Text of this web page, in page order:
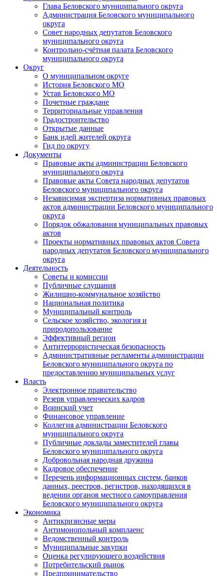
Глава Беловского муниципального округа
Администрация Беловского муниципального
округа
Совет народных депутатов Беловского
муниципального округа
Контрольно-счётная палата Беловского
муниципального округа
Округ
О муниципальном округе
История Беловского МО
Устав Беловского МО
Почетные граждане
Территориальные управления
Градостроительство
Открытые данные
Банк идей жителей округа
Гид по округу
Документы
Правовые акты администрации Беловского
муниципального округа
Правовые акты Совета народных депутатов
Беловского муниципального округа
Независимая экспертиза нормативных правовых
актов администрации Беловского муниципального
округа
Порядок обжалования муниципальных правовых
актов
Проекты нормативных правовых актов Совета
народных депутатов Беловского муниципального
округа
Деятельность
Советы и комиссии
Публичные слушания
Жилищно-коммунальное хозяйство
Национальная политика
Муниципальный контроль
Сельское хозяйство, экология и
природопользование
Эффективный регион
Антитеррористическая безопасность
Административные регламенты администрации
Беловского муниципального округа по
предоставлению муниципальных услуг
Власть
Электронное правительство
Резерв управленческих кадров
Воинский учет
Финансовое управление
Коллегия администрации Беловского
муниципального округа
Публичные доклады заместителей главы
Беловского муниципального округа
Добровольная народная дружина
Кадровое обеспечение
Перечень информационных систем, банков
данных, реестров, регистров, находящихся в
ведении органов местного самоуправления
Беловского муниципального округа
Экономика
Антикризисные меры
Антимонопольный комплаенс
Ведомственный контроль
Муниципальные закупки
Оценка регулирующего воздействия
Потребительский рынок
Предпринимательство